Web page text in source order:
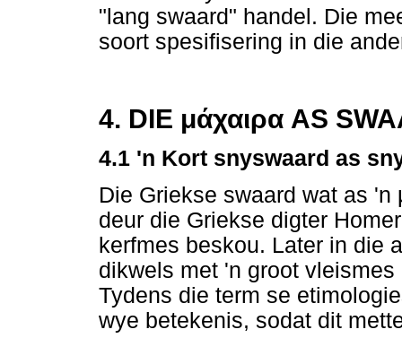
"lang swaard" handel. Die
soort spesifisering in die
4. DIE μάχαιρα AS
4.1 'n Kort snyswaard as
Die Griekse swaard wat as 'n
deur die Griekse digter
kerfmes beskou. Later in die
dikwels met 'n groot
Tydens die term se
wye betekenis, sodat dit